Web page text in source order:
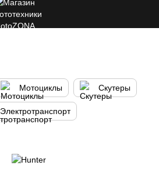
Мотоциклы Скутеры
Электротранспорт